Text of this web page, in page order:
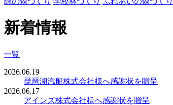
新着情報
一覧
2026.06.19
琵琶湖汽船株式会社様へ感謝状を贈呈
2026.06.17
アインズ株式会社様へ感謝状を贈呈